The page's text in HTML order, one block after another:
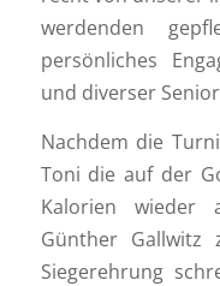
werdenden
persönliches
und diverser
Nachdem die
Toni die auf der
Kalorien wieder
Günther
Siegerehrung